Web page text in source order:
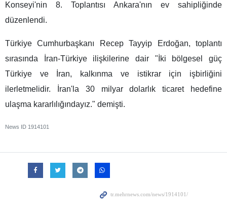
Konseyi'nin 8. Toplantısı Ankara'nın ev sahipliğinde
düzenlendi.
Türkiye Cumhurbaşkanı Recep Tayyip Erdoğan, toplantı
sırasında İran-Türkiye ilişkilerine dair "İki bölgesel güç
Türkiye ve İran, kalkınma ve istikrar için işbirliğini
ilerletmelidir. İran'la 30 milyar dolarlık ticaret hedefine
ulaşma kararlılığındayız." demişti.
News ID 1914101